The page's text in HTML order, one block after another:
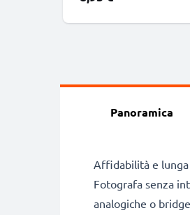
Panasonic Lumix, Sony
Panoramica
Affidabilità e lunga
Fotografa senza
analogiche o